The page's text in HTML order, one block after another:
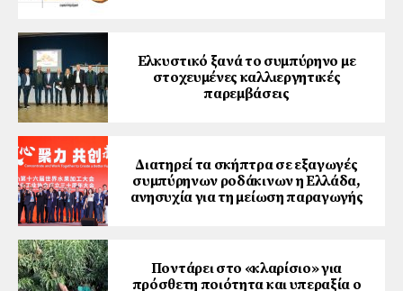
Ελκυστικό ξανά το συμπύρηνο με
στοχευμένες καλλιεργητικές
παρεμβάσεις
Διατηρεί τα σκήπτρα σε εξαγωγές
συμπύρηνων ροδάκινων η Ελλάδα,
ανησυχία για τη μείωση παραγωγής
Ποντάρει στο «κλαρίσιο» για
πρόσθετη ποιότητα και υπεραξία ο